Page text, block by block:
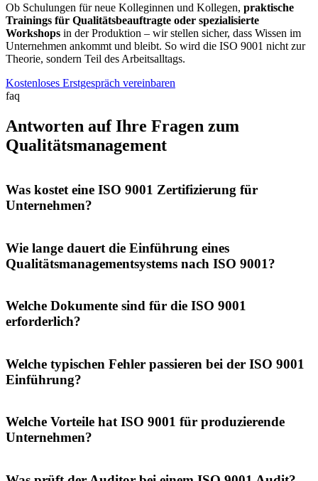
Ob Schulungen für neue Kolleginnen und Kollegen, praktische
Trainings für Qualitätsbeauftragte oder spezialisierte
Workshops in der Produktion – wir stellen sicher, dass Wissen im
Unternehmen ankommt und bleibt. So wird die ISO 9001 nicht zur
Theorie, sondern Teil des Arbeitsalltags.
Kostenloses Erstgespräch vereinbaren
faq
Antworten auf Ihre Fragen zum
Qualitätsmanagement
Was kostet eine ISO 9001 Zertifizierung für
Unternehmen?
Wie lange dauert die Einführung eines
Qualitätsmanagementsystems nach ISO 9001?
Welche Dokumente sind für die ISO 9001
erforderlich?
Welche typischen Fehler passieren bei der ISO 9001
Einführung?
Welche Vorteile hat ISO 9001 für produzierende
Unternehmen?